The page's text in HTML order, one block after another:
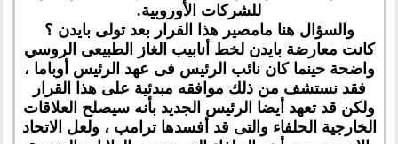
للشركات الأوروبية.
والسؤال هنا مامصير هذا القرار بعد تولى بايدن ؟
كانت معارضة بايدن لخط أنابيب الغاز الطبيعى الروسي
واضحة حينما كان نائب الرئيس فى عهد الرئيس أوباما ،
فقد نستشف من ذلك موافقه مبدئية على هذا القرار
ولكن قد تعهد أيضا الرئيس الجديد بأنه سيصلح العلاقات
الخارجية الحلفاء والتى قد أفسدها ترامب ، ولعل الاتحاد